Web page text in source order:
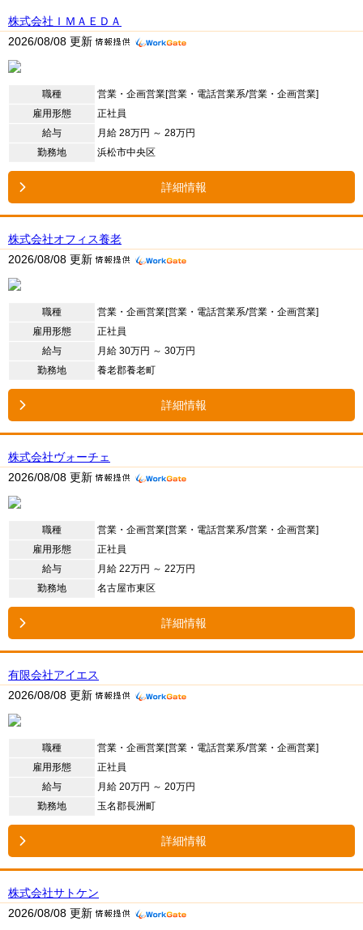
株式会社ＩＭＡＥＤＡ
2026/08/08 更新
職種
営業・企画営業[営業・電話営業系/営業・企画営業]
雇用形態
正社員
給与
月給 28万円 ～ 28万円
勤務地
浜松市中央区
詳細情報
株式会社オフィス養老
2026/08/08 更新
職種
営業・企画営業[営業・電話営業系/営業・企画営業]
雇用形態
正社員
給与
月給 30万円 ～ 30万円
勤務地
養老郡養老町
詳細情報
株式会社ヴォーチェ
2026/08/08 更新
職種
営業・企画営業[営業・電話営業系/営業・企画営業]
雇用形態
正社員
給与
月給 22万円 ～ 22万円
勤務地
名古屋市東区
詳細情報
有限会社アイエス
2026/08/08 更新
職種
営業・企画営業[営業・電話営業系/営業・企画営業]
雇用形態
正社員
給与
月給 20万円 ～ 20万円
勤務地
玉名郡長洲町
詳細情報
株式会社サトケン
2026/08/08 更新